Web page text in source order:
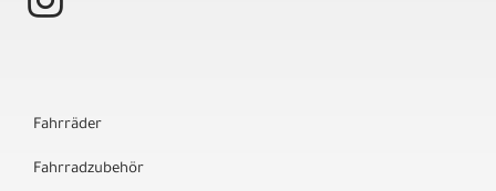
Fahrräder
Fahrradzubehör